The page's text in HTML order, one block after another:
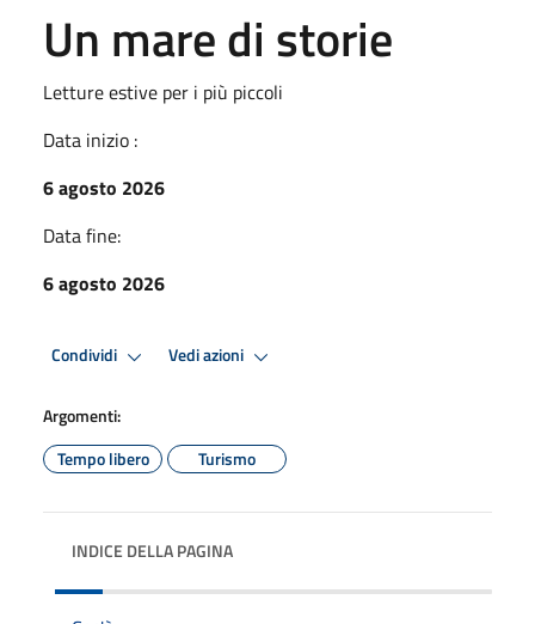
Un mare di storie
Letture estive per i più piccoli
Data inizio :
6 agosto 2026
Data fine:
6 agosto 2026
Condividi Vedi azioni
Argomenti:
Tempo libero
Turismo
INDICE DELLA PAGINA